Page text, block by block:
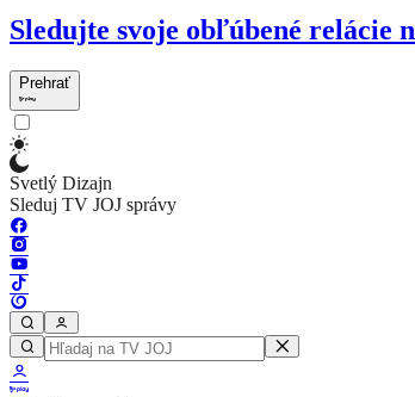
Sledujte svoje obľúbené relácie
Prehrať
Svetlý Dizajn
Sleduj TV JOJ správy